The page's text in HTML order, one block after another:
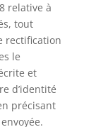
relative à
tout
rectification
le
et
d’identité
précisant